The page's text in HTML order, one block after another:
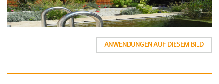
ANWENDUNGEN AUF DIESEM BILD